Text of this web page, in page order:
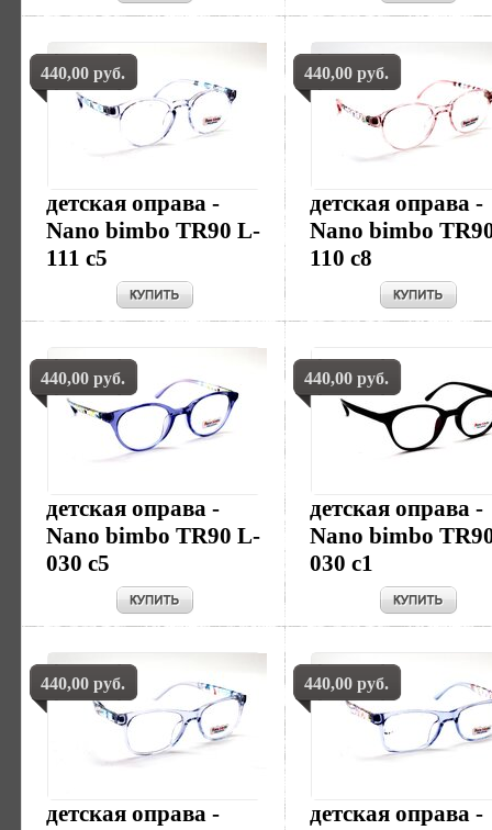
детская оправа -
Nano bimbo TR90 L-
111 c5
440,00 руб.
детская оправа -
Nano bimbo
110 c8
440,00 руб.
детская оправа -
Nano bimbo TR90 L-
030 c5
440,00 руб.
детская оправа -
Nano bimbo
030 c1
440,00 руб.
детская оправа -
440,00 руб.
детская оправа -
440,00 руб.